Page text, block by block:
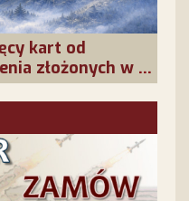
kart od
złożonych w La